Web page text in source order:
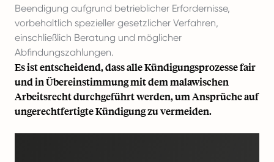
Beendigung aufgrund betrieblicher Erfordernisse,
vorbehaltlich spezieller gesetzlicher Verfahren,
einschließlich Beratung und möglicher
Abfindungszahlungen.
Es ist entscheidend, dass alle Kündigungsprozesse fair
und in Übereinstimmung mit dem malawischen
Arbeitsrecht durchgeführt werden, um Ansprüche auf
ungerechtfertigte Kündigung zu vermeiden.